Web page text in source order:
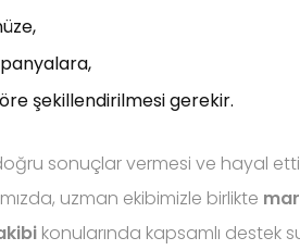
şekillendirilmesi gerekir.
sonuçlar vermesi ve hayal
uzman ekibimizle birlikte
konularında kapsamlı destek